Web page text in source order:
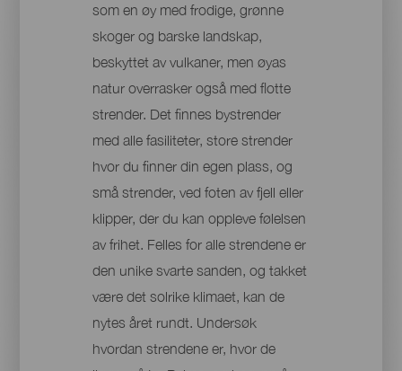
som en øy med frodige, grønne
skoger og barske landskap,
beskyttet av vulkaner, men øyas
natur overrasker også med flotte
strender. Det finnes bystrender
med alle fasiliteter, store strender
hvor du finner din egen plass, og
små strender, ved foten av fjell eller
klipper, der du kan oppleve følelsen
av frihet. Felles for alle strendene er
den unike svarte sanden, og takket
være det solrike klimaet, kan de
nytes året rundt. Undersøk
hvordan strendene er, hvor de